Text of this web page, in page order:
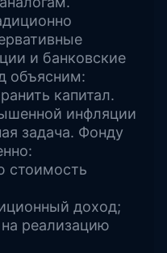
и банковские
объясним:
капитал.
инфляции
задача. Фонду
стоимость
доход;
реализацию